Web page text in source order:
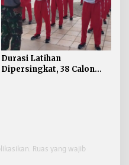
Durasi Latihan
Dipersingkat, 38 Calon
Ruas yang wajib